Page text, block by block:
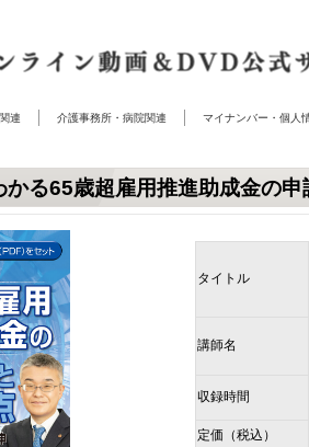
連 介護事務所・病院関連 マイナンバー・個人
かる65歳超雇用推進助成金の申
タイトル
講師名
収録時間
定価（税込）